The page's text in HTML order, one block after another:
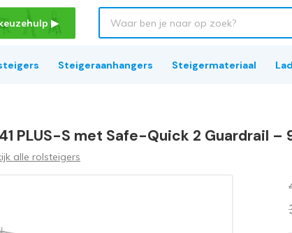
▶
Steigeraanhangers Steigermateriaal
PLUS-S met Safe-Quick 2 Guardrail –
alle rolsteigers